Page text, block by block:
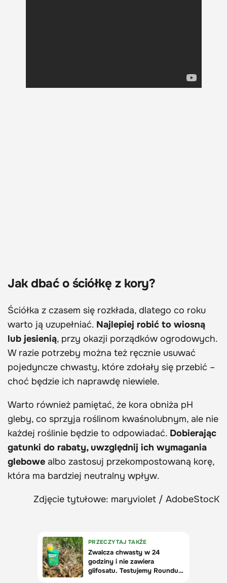
Jak dbać o ściółkę z kory?
Ściółka z czasem się rozkłada, dlatego co roku
warto ją uzupełniać. Najlepiej robić to wiosną
lub jesienią, przy okazji porządków ogrodowych.
W razie potrzeby można też ręcznie usuwać
pojedyncze chwasty, które zdołały się przebić –
choć będzie ich naprawdę niewiele.
Warto również pamiętać, że kora obniża pH
gleby, co sprzyja roślinom kwaśnolubnym, ale nie
każdej roślinie będzie to odpowiadać. Dobierając
gatunki do rabaty, uwzględnij ich wymagania
glebowe albo zastosuj przekompostowaną korę,
która ma bardziej neutralny wpływ.
Zdjęcie tytułowe: maryviolet / AdobeStocK